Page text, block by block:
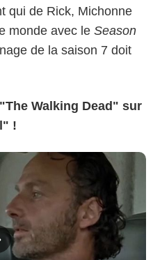
qui de Rick, Michonne
monde avec le Season
de la saison 7 doit
Walking Dead" sur
!